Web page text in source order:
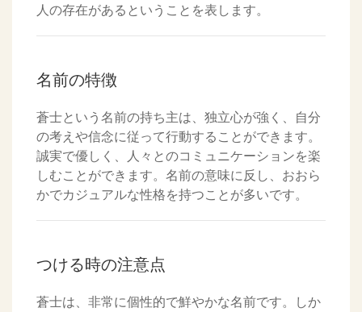
人の存在があるということを表します。
名前の特徴
蒼士という名前の持ち主は、独立心が強く、自分
の考えや信念に従って行動することができます。
誠実で優しく、人々とのコミュニケーションを楽
しむことができます。名前の意味に反し、おおら
かでカジュアルな性格を持つことが多いです。
つける時の注意点
蒼士は、非常に個性的で鮮やかな名前です。しか